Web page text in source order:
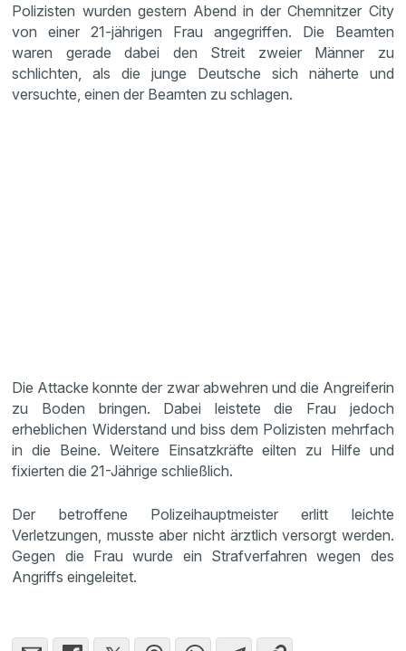
Polizisten wurden gestern Abend in der Chemnitzer City
von einer 21-jährigen Frau angegriffen. Die Beamten
waren gerade dabei den Streit zweier Männer zu
schlichten, als die junge Deutsche sich näherte und
versuchte, einen der Beamten zu schlagen.
Die Attacke konnte der zwar abwehren und die Angreiferin
zu Boden bringen. Dabei leistete die Frau jedoch
erheblichen Widerstand und biss dem Polizisten mehrfach
in die Beine. Weitere Einsatzkräfte eilten zu Hilfe und
fixierten die 21-Jährige schließlich.
Der betroffene Polizeihauptmeister erlitt leichte
Verletzungen, musste aber nicht ärztlich versorgt werden.
Gegen die Frau wurde ein Strafverfahren wegen des
Angriffs eingeleitet.